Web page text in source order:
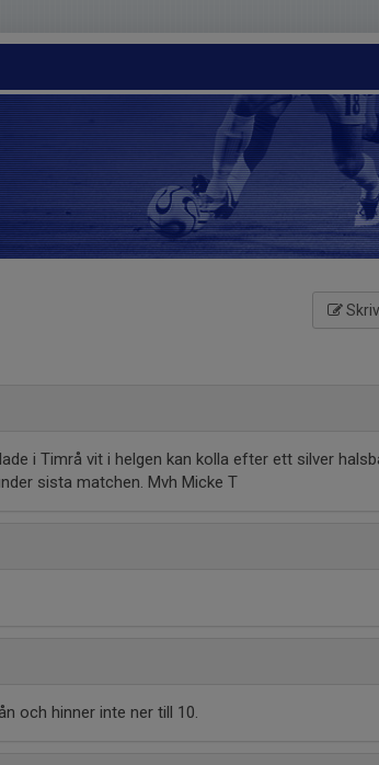
i Timrå vit i helgen kan kolla efter ett silver
sista matchen. Mvh Micke T
och hinner inte ner till 10.